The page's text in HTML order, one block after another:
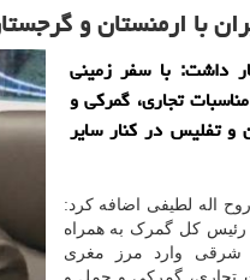
با ارمنستان و
داشت: با سفر زمینی
تجاری، گمرکی و
و تفلیس در کنار سایر
اله لطیفی اضافه کرد:
رئیس کل گمرک به همراه
شرقی وارد مرز مغری